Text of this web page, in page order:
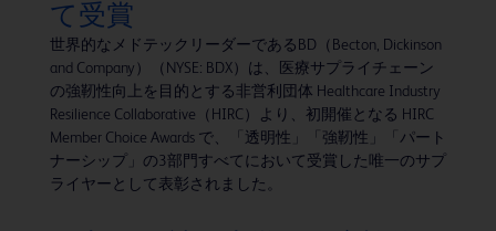
て受賞
世界的なメドテックリーダーであるBD（Becton, Dickinson
and Company）（NYSE: BDX）は、医療サプライチェーン
の強靭性向上を目的とする非営利団体 Healthcare Industry
Resilience Collaborative（HIRC）より、初開催となる HIRC
Member Choice Awards で、「透明性」「強靭性」「パート
ナーシップ」の3部門すべてにおいて受賞した唯一のサプ
ライヤーとして表彰されました。